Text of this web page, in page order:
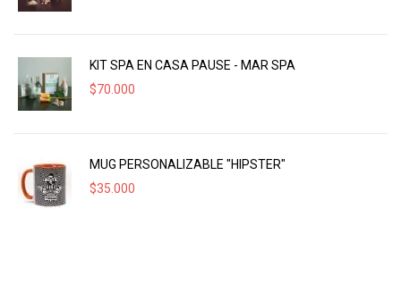
KIT SPA EN CASA PAUSE - MAR SPA
$70.000
MUG PERSONALIZABLE "HIPSTER"
$35.000